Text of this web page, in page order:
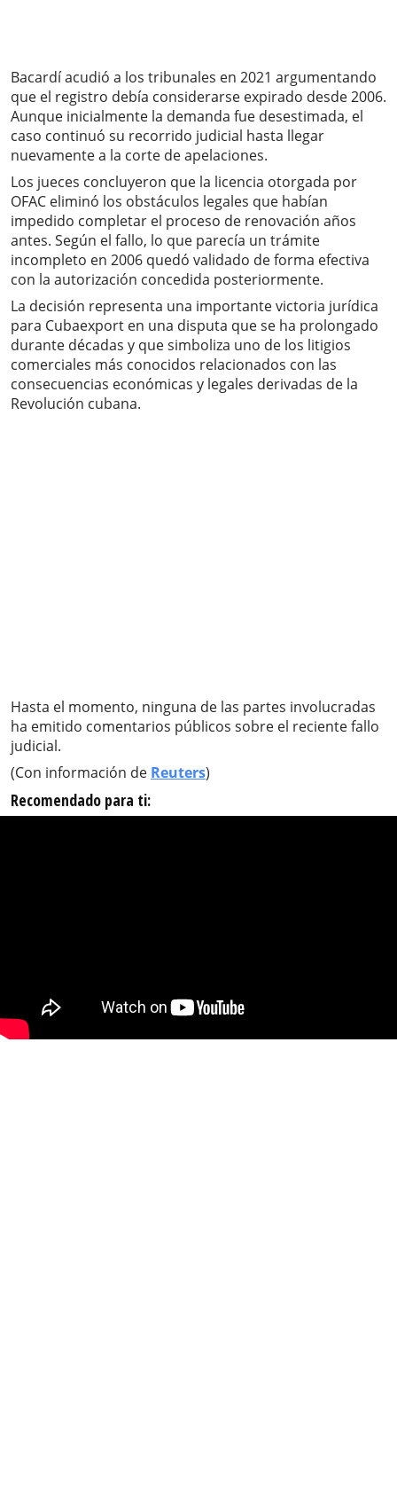
Bacardí acudió a los tribunales en 2021 argumentando
que el registro debía considerarse expirado desde 2006.
Aunque inicialmente la demanda fue desestimada, el
caso continuó su recorrido judicial hasta llegar
nuevamente a la corte de apelaciones.
Los jueces concluyeron que la licencia otorgada por
OFAC eliminó los obstáculos legales que habían
impedido completar el proceso de renovación años
antes. Según el fallo, lo que parecía un trámite
incompleto en 2006 quedó validado de forma efectiva
con la autorización concedida posteriormente.
La decisión representa una importante victoria jurídica
para Cubaexport en una disputa que se ha prolongado
durante décadas y que simboliza uno de los litigios
comerciales más conocidos relacionados con las
consecuencias económicas y legales derivadas de la
Revolución cubana.
Hasta el momento, ninguna de las partes involucradas
ha emitido comentarios públicos sobre el reciente fallo
judicial.
(Con información de Reuters)
Recomendado para ti: